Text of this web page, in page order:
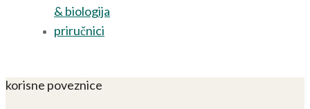
& biologija
priručnici
korisne poveznice